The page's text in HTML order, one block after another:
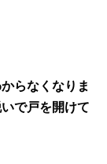
らなくなりま
で戸を開けて